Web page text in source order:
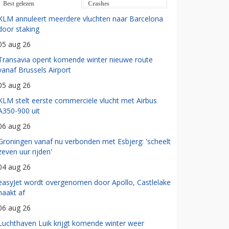
Best gelezen Crashes
annuleert meerdere vluchten naar Barcelona
staking
aug 26
opent komende winter nieuwe route
Brussels Airport
aug 26
stelt eerste commerciële vlucht met Airbus
900 uit
aug 26
vanaf nu verbonden met Esbjerg: 'scheelt
uur rijden'
aug 26
wordt overgenomen door Apollo, Castlelake
af
aug 26
Luik krijgt komende winter weer